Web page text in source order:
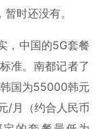
时还没有。
，中国的5G套餐
准。南都记者了
国为55000韩元
/月（约合人民币